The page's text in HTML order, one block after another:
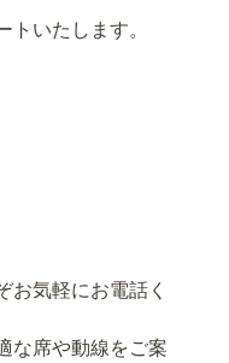
いたします。
お気軽にお電話く
な席や動線をご案